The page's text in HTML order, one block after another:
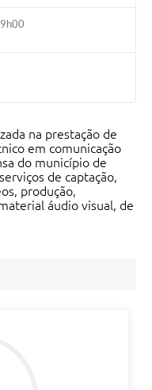
na prestação de
em comunicação
do município de
de captação,
produção,
áudio visual, de